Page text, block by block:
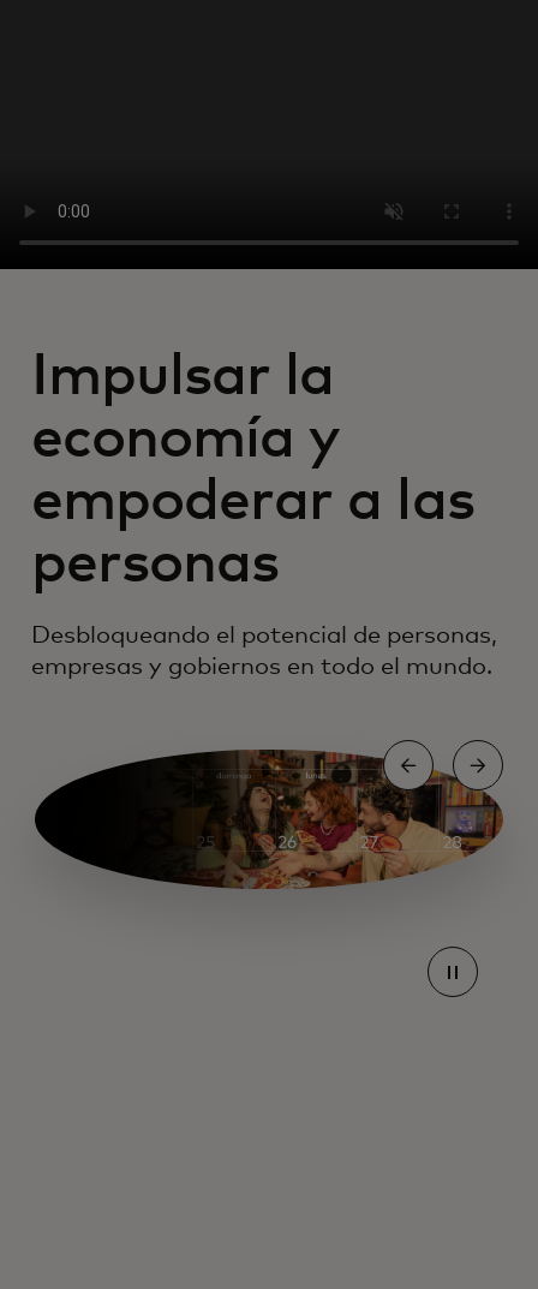
Para el mundo
Para innovadores
Noticias y tendencias
Impulsar la
economía y
empoderar a las
personas
Desbloqueando el potencial de personas,
empresas y gobiernos en todo el mundo.